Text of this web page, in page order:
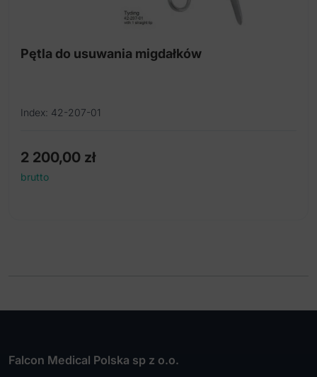
Pętla do usuwania migdałków
Index: 42-207-01
2 200,00 zł
brutto
Falcon Medical Polska sp z o.o.